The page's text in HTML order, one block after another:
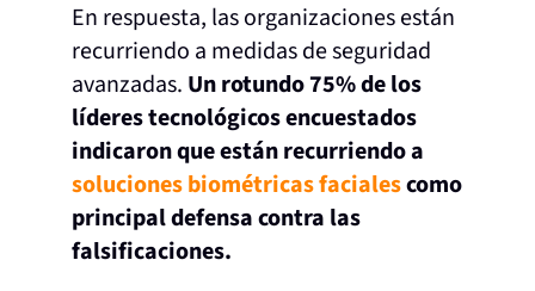
En respuesta, las organizaciones están
recurriendo a medidas de seguridad
avanzadas. Un rotundo 75% de los
líderes tecnológicos encuestados
indicaron que están recurriendo a
soluciones biométricas facialescomo
principal defensa contra las
falsificaciones.